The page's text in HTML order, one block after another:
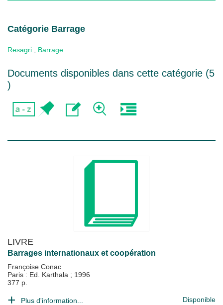
Catégorie Barrage
Resagri Barrage
Documents disponibles dans cette catégorie (5
)
LIVRE
Barrages internationaux et coopération
Françoise Conac
Paris : Ed. Karthala ; 1996
377 p.
Plus d'information... Disponible